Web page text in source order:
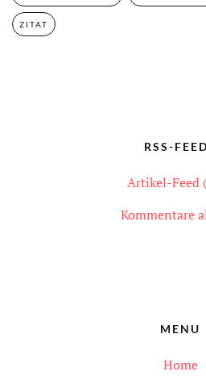
ZITAT
RSS-
Artikel-Feed
Kommentare
MENU
Home